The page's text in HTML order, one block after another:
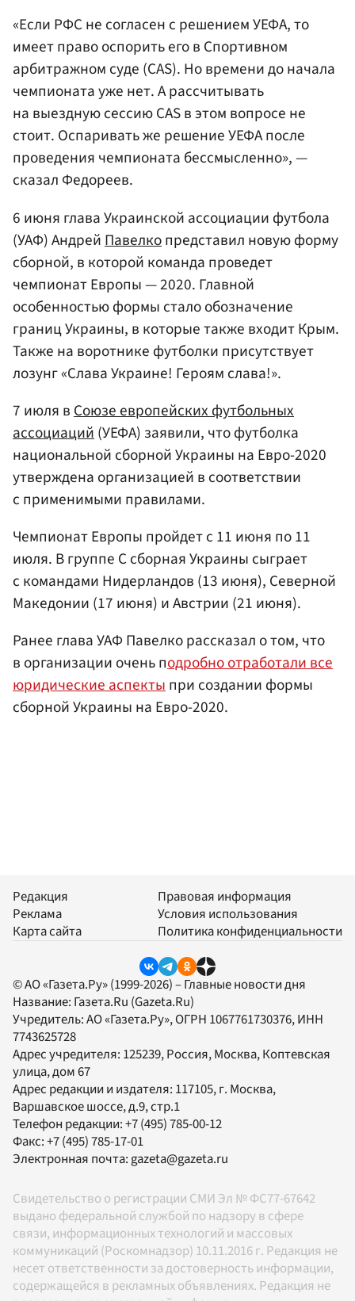
«Если РФС не согласен с решением УЕФА, то
имеет право оспорить его в Спортивном
арбитражном суде (CAS). Но времени до начала
чемпионата уже нет. А рассчитывать
на выездную сессию CAS в этом вопросе не
стоит. Оспаривать же решение УЕФА после
проведения чемпионата бессмысленно», —
сказал Федореев.
6 июня глава Украинской ассоциации футбола
(УАФ) Андрей Павелкопредставил новую форму
сборной, в которой команда проведет
чемпионат Европы — 2020. Главной
особенностью формы стало обозначение
границ Украины, в которые также входит Крым.
Также на воротнике футболки присутствует
лозунг «Слава Украине! Героям слава!».
7 июля вСоюзе европейских футбольных
ассоциаций(УЕФА) заявили, что футболка
национальной сборной Украины на Евро-2020
утверждена организацией в соответствии
с применимыми правилами.
Чемпионат Европы пройдет с 11 июня по 11
июля. В группе C сборная Украины сыграет
с командами Нидерландов (13 июня), Северной
Македонии (17 июня) и Австрии (21 июня).
Ранее глава УАФ Павелко рассказал о том, что
в организации очень подробно отработали все
юридические аспектыпри создании формы
сборной Украины на Евро-2020.
Редакция
Реклама
Карта сайта
Правовая информация
Условия использования
Политика конфиденциальности
© АО «Газета.Ру» (1999-2026) – Главные новости дня
Название: Газета.Ru (Gazeta.Ru)
Учредитель:АО «Газета.Ру», ОГРН 1067761730376, ИНН
7743625728
Адрес учредителя: 125239, Россия, Москва, Коптевская
улица, дом 67
Адрес редакции и издателя: 117105, г. Москва,
Варшавское шоссе, д.9, стр.1
Телефон редакции:+7 (495) 785-00-12
Факс:+7 (495) 785-17-01
Электронная почта: gazeta@gazeta.ru
Свидетельство о регистрации СМИ Эл № ФС77-67642
выдано федеральной службой по надзору в сфере
связи, информационных технологий и массовых
коммуникаций (Роскомнадзор) 10.11.2016 г. Редакция не
несет ответственности за достоверность информации,
содержащейся в рекламных объявлениях. Редакция не